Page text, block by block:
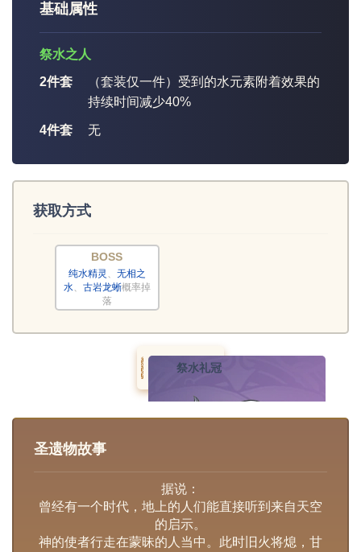
基础属性
祭水之人
2件套
（套装仅一件）受到的水元素附着效果的
持续时间减少40%
4件套 无
获取方式
BOSS
纯水精灵 、 无相之
水、 古岩龙蜥概率掉
落
祭水礼冠
圣遗物故事
据说：
曾经有一个时代，地上的人们能直接听到来自天空
的启示。
神的使者行走在蒙昧的人当中。此时旧火将熄，甘